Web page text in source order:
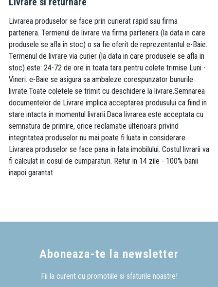
Livrarea produselor se face prin curierat rapid sau firma
partenera. Termenul de livrare via firma partenera (la data in care
produsele se afla in stoc) o sa fie oferit de reprezentantul e-Baie.
Termenul de livrare via curier (la data in care produsele se afla in
stoc) este: 24-72 de ore in toata tara pentru colete trimise Luni -
Vineri. e-Baie se asigura sa ambaleze corespunzator bunurile
livrate.Toate coletele se trimit cu deschidere la livrare.Semnarea
documentelor de Livrare implica acceptarea produsului ca fiind in
stare intacta in momentul livrarii.Daca livrarea este acceptata cu
semnatura de primire, orice reclamatie ulterioara privind
integritatea produselor nu mai poate fi luata in considerare.
Livrarea produselor se face pana in fata imobilului. Costul livrarii va
fi calculat in cosul de cumparaturi. Retur in 14 zile - 100% banii
inapoi garantat
Aboneaza-te la newsletter
Fii la curent cu promotiile si sfaturile noastre!